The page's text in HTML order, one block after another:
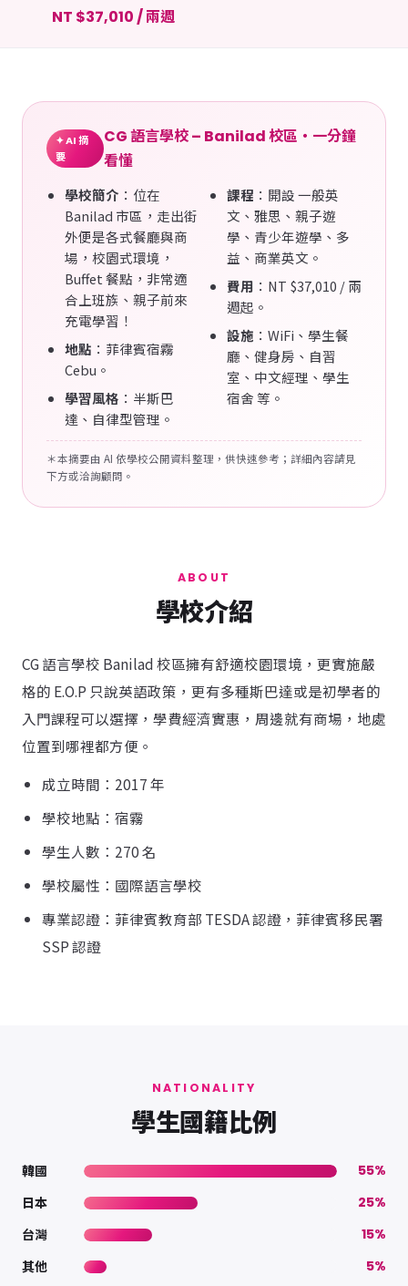
NT $37,010 / 兩週
✦ AI 摘
要
CG 語言學校 – Banilad 校區・一分鐘
看懂
學校簡介 ：位在
Banilad 市區，走出街
外便是各式餐廳與商
場，校園式環境，
Buffet 餐點，非常適
合上班族、親子前來
充電學習！
地點 ：菲律賓宿霧
Cebu。
學習風格 ：半斯巴
達、自律型管理。
課程 ：開設 一般英
文、雅思、親子遊
學、青少年遊學、多
益、商業英文。
費用 ：NT $37,010 / 兩
週起。
設施 ：WiFi、學生餐
廳、健身房、自習
室、中文經理、學生
宿舍 等。
＊本摘要由 AI 依學校公開資料整理，供快速參考；詳細內容請見
下方或洽詢顧問。
ABOUT
學校介紹
CG 語言學校 Banilad 校區擁有舒適校園環境，更實施嚴
格的 E.O.P 只說英語政策，更有多種斯巴達或是初學者的
入門課程可以選擇，學費經濟實惠，周邊就有商場，地處
位置到哪裡都方便。
成立時間：2017 年
學校地點：宿霧
學生人數：270 名
學校屬性：國際語言學校
專業認證：菲律賓教育部 TESDA 認證，菲律賓移民署
SSP 認證
NATIONALITY
學生國籍比例
韓國
55%
日本
25%
台灣
15%
其他
5%